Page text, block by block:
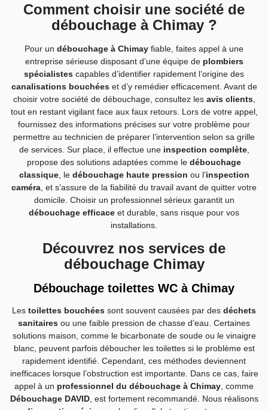
Comment choisir une société de
débouchage à Chimay ?
Pour un débouchage à Chimay fiable, faites appel à une
entreprise sérieuse disposant d’une équipe de plombiers
spécialistes capables d’identifier rapidement l’origine des
canalisations bouchéeset d’y remédier efficacement. Avant de
choisir votre société de débouchage, consultez les avis clients,
tout en restant vigilant face aux faux retours. Lors de votre appel,
fournissez des informations précises sur votre problème pour
permettre au technicien de préparer l’intervention selon sa grille
de services. Sur place, il effectue une inspection complète,
propose des solutions adaptées comme le débouchage
classique, le débouchage haute pression ou l’inspection
caméra , et s’assure de la fiabilité du travail avant de quitter votre
domicile. Choisir un professionnel sérieux garantit un
débouchage efficace et durable, sans risque pour vos
installations.
Découvrez nos services de
débouchage Chimay
Débouchage toilettes WC à Chimay
Les toilettes bouchées sont souvent causées par des déchets
sanitaires ou une faible pression de chasse d’eau. Certaines
solutions maison, comme le bicarbonate de soude ou le vinaigre
blanc, peuvent parfois déboucher les toilettes si le problème est
rapidement identifié. Cependant, ces méthodes deviennent
inefficaces lorsque l’obstruction est importante. Dans ce cas, faire
appel à un professionnel du débouchage à Chimay , comme
Débouchage DAVID, est fortement recommandé. Nous réalisons